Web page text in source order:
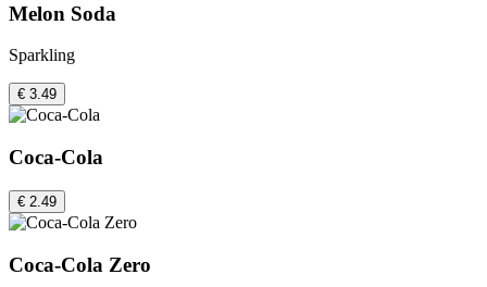
Melon Soda
Sparkling
€ 3.49
Coca-Cola
€ 2.49
Coca-Cola Zero